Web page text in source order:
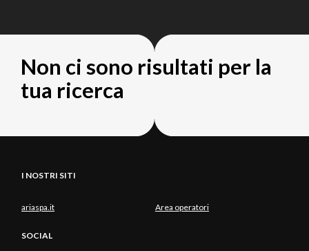
Non ci sono risultati per la
tua ricerca
I NOSTRI SITI
ariaspa.it Area operatori
SOCIAL